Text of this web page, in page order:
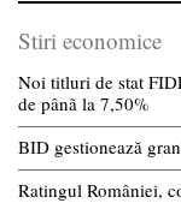
Stiri economice
Noi titluri de stat
de pânã la 7,50%
BID gestionează
Ratingul României,